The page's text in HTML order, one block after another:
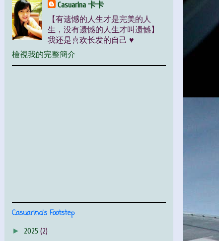
Casuarina 卡卡
【有遗憾的人生才是完美的人
生，没有遗憾的人生才叫遗憾】
我还是喜欢长发的自己 ♥
檢視我的完整簡介
Casuarina's Footstep
► 2025 (2)